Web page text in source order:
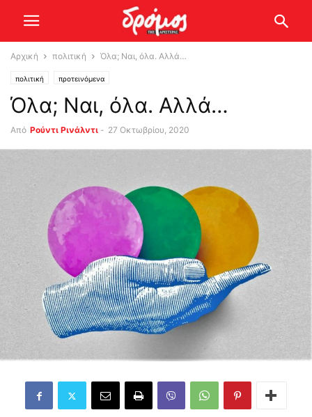
Αρχική πολιτική Όλα; Ναι, όλα. Αλλά…
πολιτική προτεινόμενα
Όλα; Ναι, όλα. Αλλά…
Από Ρούντι Ρινάλντι - 27 Οκτωβρίου, 2020